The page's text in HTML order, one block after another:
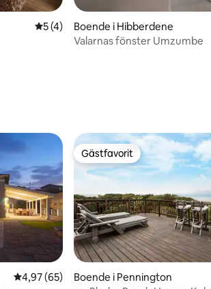
5 av 5 i genomsnittligt betyg, 4
5 (4)
Boende i Hibberdene
Valarnas fönster Umzumbe
4,97 av 5 i genomsnittligt betyg, 65
4,97 (65)
Gästfavorit
Gästfavorit
Boende i Pennington